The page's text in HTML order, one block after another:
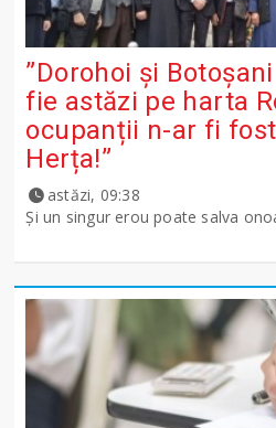
”Dorohoi și
fie astăzi pe harta
ocupanții n-ar fi
Herța!”
astăzi, 09:38
Și un singur erou poate salva